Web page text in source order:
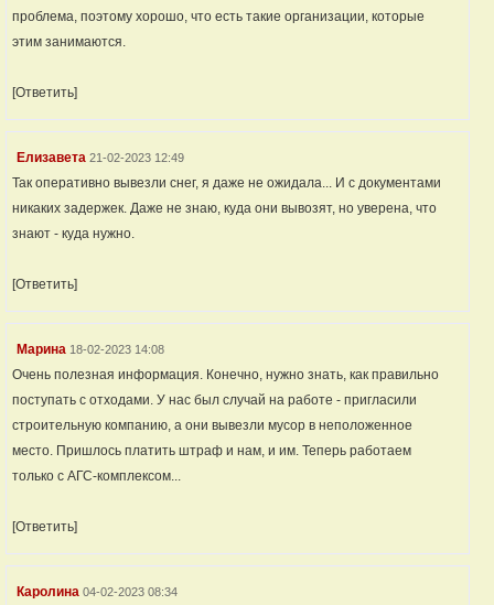
проблема, поэтому хорошо, что есть такие организации, которые
этим занимаются.
[Ответить]
Елизавета 21-02-2023 12:49
Так оперативно вывезли снег, я даже не ожидала... И с документами
никаких задержек. Даже не знаю, куда они вывозят, но уверена, что
знают - куда нужно.
[Ответить]
Марина 18-02-2023 14:08
Очень полезная информация. Конечно, нужно знать, как правильно
поступать с отходами. У нас был случай на работе - пригласили
строительную компанию, а они вывезли мусор в неположенное
место. Пришлось платить штраф и нам, и им. Теперь работаем
только с АГС-комплексом...
[Ответить]
Каролина 04-02-2023 08:34